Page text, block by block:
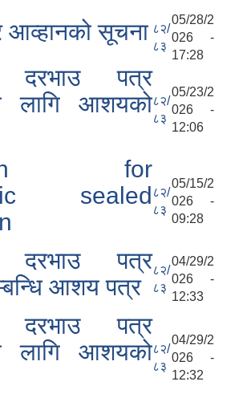
आव्हानको सूचना ८२/
८३
05/28/2
026 -
17:28
दरभाउ पत्र
लागि आशयको८२/
८३
05/23/2
026 -
12:06
for
sealed ८२/
८३
05/15/2
026 -
09:28
दरभाउ पत्र
आशय पत्र
८२/
८३
04/29/2
026 -
12:33
दरभाउ पत्र
लागि आशयको८२/
८३
04/29/2
026 -
12:32